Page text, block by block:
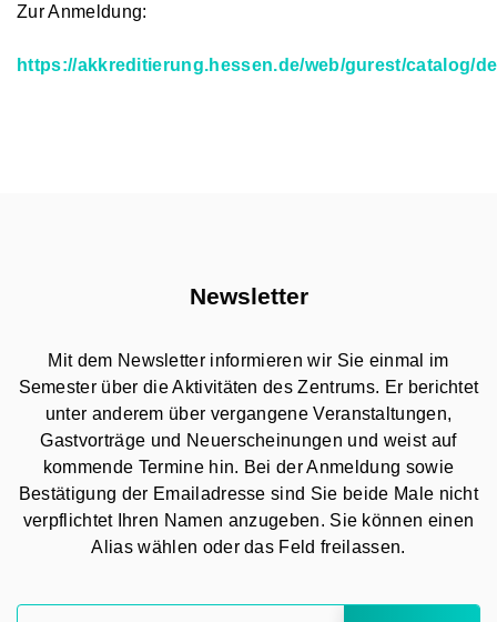
Zur Anmeldung:
https://akkreditierung.hessen.de/web/gurest/catalog/
Newsletter
Mit dem Newsletter informieren wir Sie einmal im
Semester über die Aktivitäten des Zentrums. Er berichtet
unter anderem über vergangene Veranstaltungen,
Gastvorträge und Neuerscheinungen und weist auf
kommende Termine hin. Bei der Anmeldung sowie
Bestätigung der Emailadresse sind Sie beide Male nicht
verpflichtet Ihren Namen anzugeben. Sie können einen
Alias wählen oder das Feld freilassen.